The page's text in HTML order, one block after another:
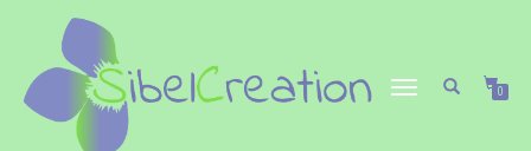
DÉPLIER/REPLIER
0